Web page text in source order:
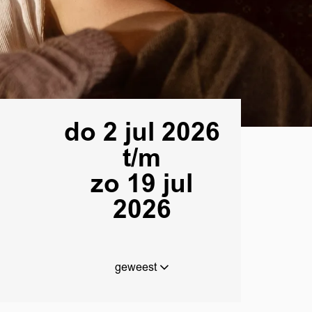
do 2 jul 2026
t/m
zo 19 jul
2026
geweest